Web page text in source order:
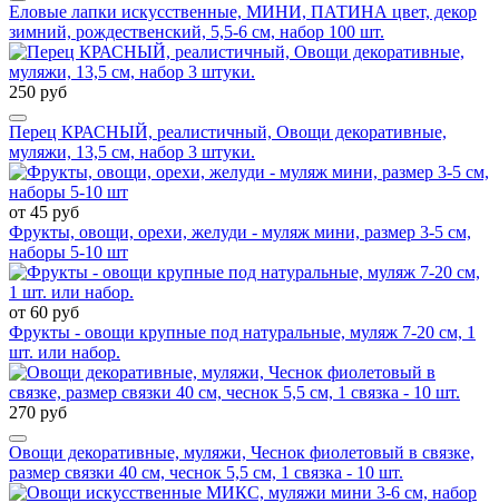
Еловые лапки искусственные, МИНИ, ПАТИНА цвет, декор
зимний, рождественский, 5,5-6 см, набор 100 шт.
250 руб
Перец КРАСНЫЙ, реалистичный, Овощи декоративные,
муляжи, 13,5 см, набор 3 штуки.
от 45 руб
Фрукты, овощи, орехи, желуди - муляж мини, размер 3-5 см,
наборы 5-10 шт
от 60 руб
Фрукты - овощи крупные под натуральные, муляж 7-20 см, 1
шт. или набор.
270 руб
Овощи декоративные, муляжи, Чеснок фиолетовый в связке,
размер связки 40 см, чеснок 5,5 см, 1 связка - 10 шт.